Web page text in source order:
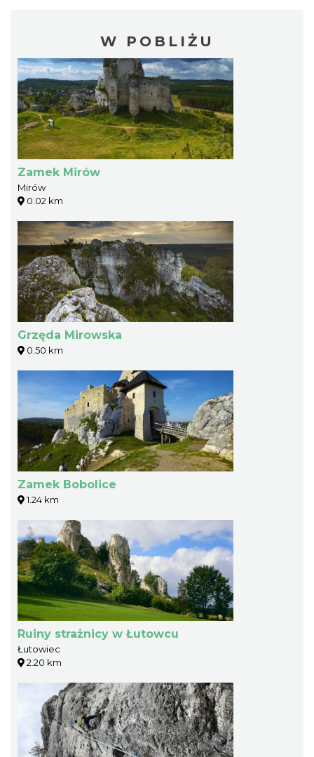
W POBLIŻU
Zamek Mirów
Mirów
0.02 km
Grzęda Mirowska
0.50 km
Zamek Bobolice
1.24 km
Ruiny strażnicy w Łutowcu
Łutowiec
2.20 km